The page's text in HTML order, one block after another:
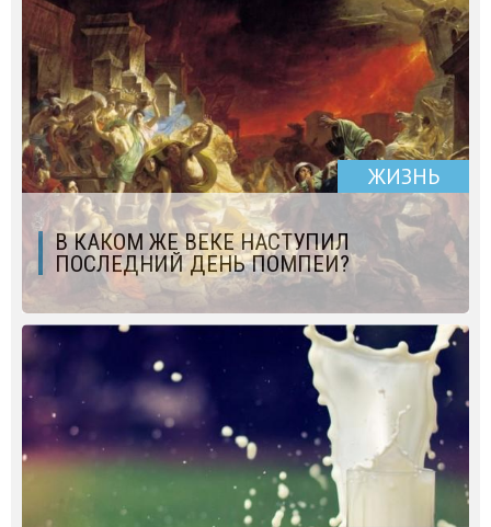
ЖИЗНЬ
В КАКОМ ЖЕ ВЕКЕ НАСТУПИЛ
ПОСЛЕДНИЙ ДЕНЬ ПОМПЕИ?